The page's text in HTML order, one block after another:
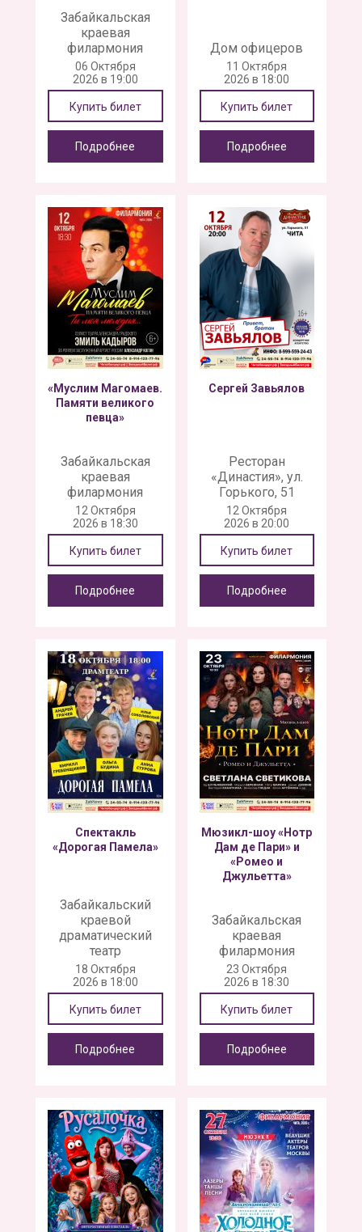
Забайкальская
краевая
филармония
06 Октября
2026 в 19:00
Купить билет
Подробнее
Дом офицеров
11 Октября
2026 в 18:00
Купить билет
Подробнее
«Муслим Магомаев.
Памяти великого
певца»
Забайкальская
краевая
филармония
12 Октября
2026 в 18:30
Купить билет
Подробнее
Сергей Завьялов
Ресторан
«Династия», ул.
Горького, 51
12 Октября
2026 в 20:00
Купить билет
Подробнее
Спектакль
«Дорогая Памела»
Забайкальский
краевой
драматический
театр
18 Октября
2026 в 18:00
Купить билет
Подробнее
Мюзикл-шоу «Нотр
Дам де Пари» и
«Ромео и
Джульетта»
Забайкальская
краевая
филармония
23 Октября
2026 в 18:30
Купить билет
Подробнее